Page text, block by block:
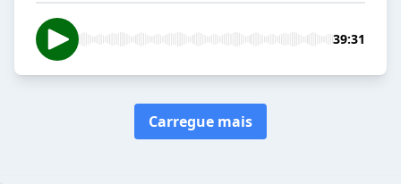
39:31
Carregue mais